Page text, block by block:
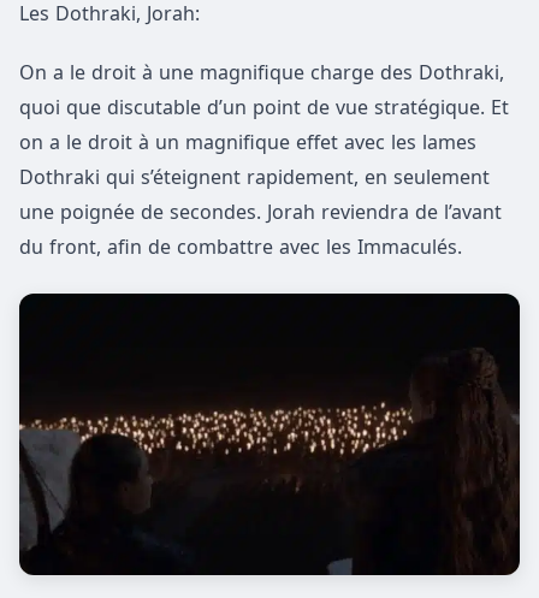
Les Dothraki, Jorah:
On a le droit à une magnifique charge des Dothraki,
quoi que discutable d’un point de vue stratégique. Et
on a le droit à un magnifique effet avec les lames
Dothraki qui s’éteignent rapidement, en seulement
une poignée de secondes. Jorah reviendra de l’avant
du front, afin de combattre avec les Immaculés.